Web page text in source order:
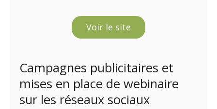
Voir le site
Campagnes publicitaires et
mises en place de webinaire
sur les réseaux sociaux